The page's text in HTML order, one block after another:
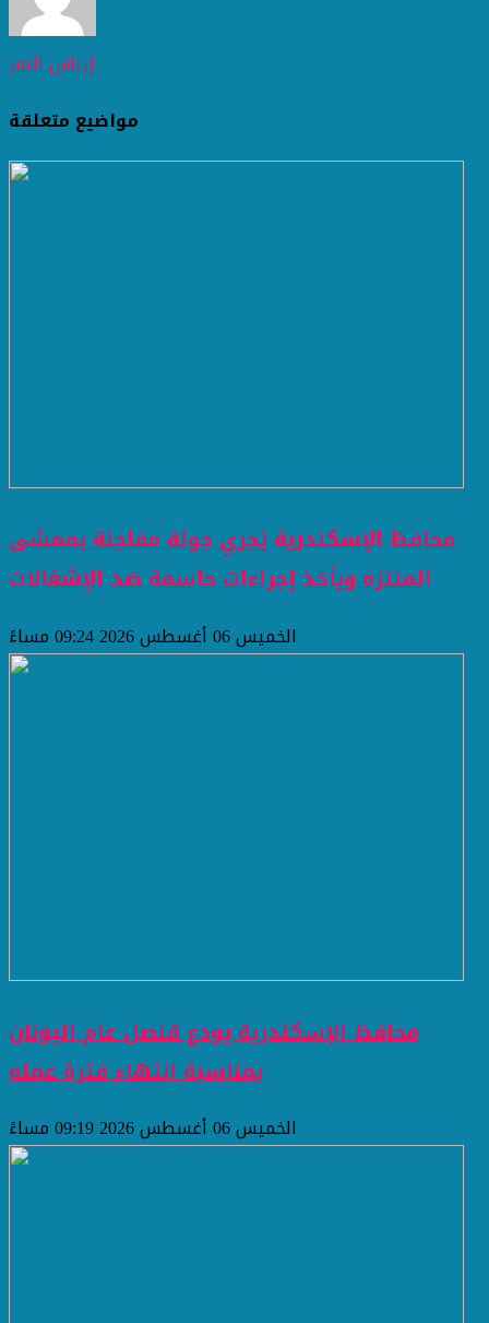
إيناس النمر
مواضيع متعلقة
محافظ الإسكندرية يُجري جولة مفاجئة بممشى
المنتزه ويأخذ إجراءات حاسمة ضد الإشغالات
الخميس 06 أغسطس 2026 09:24 مساءً
محافظ الإسكندرية يودع قنصل عام اليونان
بمناسبة انتهاء فترة عمله
الخميس 06 أغسطس 2026 09:19 مساءً